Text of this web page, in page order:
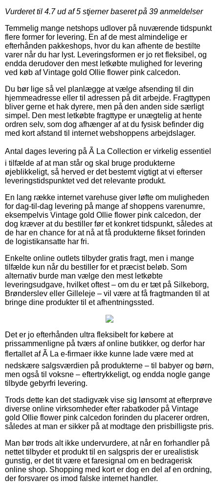
Vurderet til 4.7ud af 5 stjerner baseret på 39 anmeldelser
Temmelig mange netshops udlover på nuværende tidspunkt
flere former for levering. En af de mest almindelige er
efterhånden pakkeshops, hvor du kan afhente de bestilte
varer når du har lyst. Leveringsformen er jo ret fleksibel, og
endda derudover den mest letkøbte mulighed for levering
ved køb af Vintage gold Ollie flower pink calcedon.
Du bør lige så vel planlægge at vælge afsending til din
hjemmeadresse eller til adressen på dit arbejde. Fragttypen
bliver gerne et hak dyrere, men på den anden side særligt
simpel. Den mest letkøbte fragttype er unægtelig at hente
ordren selv, som dog afhænger af at du fysisk befinder dig
med kort afstand til internet webshoppens arbejdslager.
Antal dages levering på Ã La Collection er virkelig essentiel
i tilfælde af at man står og skal bruge produkterne
øjeblikkeligt, så herved er det bestemt vigtigt at vi efterser
leveringstidspunktet ved det relevante produkt.
En lang række internet varehuse giver løfte om muligheden
for dag-til-dag levering på mange af shoppens varenumre,
eksempelvis Vintage gold Ollie flower pink calcedon, der
dog kræver at du bestiller før et konkret tidspunkt, således at
de har en chance for at nå at få produkterne fikset forinden
de logistikansatte har fri.
Enkelte online outlets tilbyder gratis fragt, men i mange
tilfælde kun når du bestiller for et præcist beløb. Som
alternativ burde man vælge den mest letkøbte
leveringsudgave, hvilket oftest – om du er tæt på Silkeborg,
Brønderslev eller Gilleleje – vil være at få fragtmanden til at
bringe dine produkter til et afhentningssted.
Det er jo efterhånden ultra fleksibelt for købere at
prissammenligne på tværs af online butikker, og derfor har
flertallet af Ã La e-firmaer ikke kunne lade være med at
nedskære salgsværdien på produkterne – til babyer og børn,
men også til voksne – eftertrykkeligt, og endda nogle gange
tilbyde gebyrfri levering.
Trods dette kan det stadigvæk vise sig lønsomt at efterprøve
diverse online virksomheder efter rabatkoder på Vintage
gold Ollie flower pink calcedon forinden du placerer ordren,
således at man er sikker på at modtage den prisbilligste pris.
Man bør trods alt ikke undervurdere, at når en forhandler på
nettet tilbyder et produkt til en salgspris der er urealistisk
gunstig, er det tit være et faresignal om en bedragerisk
online shop. Shopping med kort er dog en del af en ordning,
der forsvarer os imod falske internet handler.